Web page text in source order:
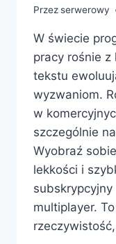
Przezserwerowy
W świecie
pracy rośnie
tekstu
wyzwaniom.
w
szczególnie
Wyobraź
lekkości i
multiplayer.